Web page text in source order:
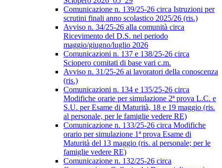
Comunicazione n. 139/25-26 circa Istruzioni per
scrutini finali anno scolastico 2025/26 (ris.)
Avviso n. 34/25-26 alla comunità circa
Ricevimento del D.S. nel periodo
maggio/giugno/luglio 2026
Comunicazioni n. 137 e 138/25-26 circa
Sciopero comitati di base vari c.m.
Avviso n. 31/25-26 ai lavoratori della conoscenza
(ris.)
Comunicazioni n. 134 e 135/25-26 circa
Modifiche orarie per simulazione 2ª prova L.C. e
S.U. per Esame di Maturità, 18 e 19 maggio (ris.
al personale, per le famiglie vedere RE)
Comunicazione n. 133/25-26 circa Modifiche
orario per simulazione 1ª prova Esame di
Maturità del 13 maggio (ris. al personale; per le
famiglie vedere RE)
Comunicazione n. 132/25-26 circa